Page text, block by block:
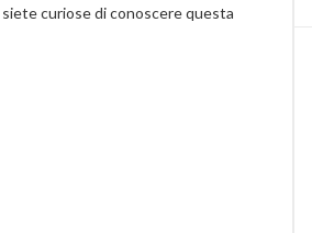
siete curiose di conoscere questa